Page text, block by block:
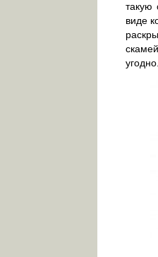
такую
виде
угодно.